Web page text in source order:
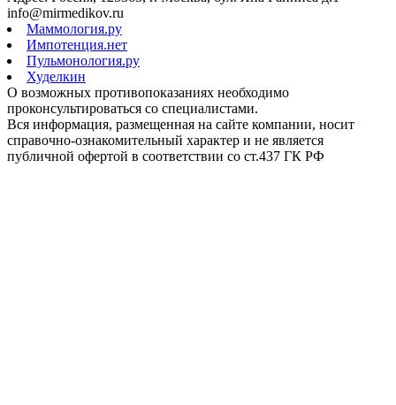
info@mirmedikov.ru
Маммология.ру
Импотенция.нет
Пульмонология.ру
Худелкин
О возможных противопоказаниях необходимо
проконсультироваться со специалистами.
Вся информация, размещенная на сайте компании, носит
справочно-ознакомительный характер и не является
публичной офертой в соответствии со ст.437 ГК РФ